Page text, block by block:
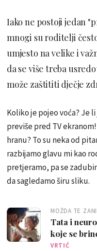
Iako ne postoji jedan
mnogi su roditelji
umjesto na velike i
da se više treba
može zaštititi dječje
Koliko je pojeo voća? Je
previše pred TV
hranu? To su neka od
razbijamo glavu mi kao
pretjeramo, pa se
da sagledamo širu sliku.
MOŽDA TE
Tata i
koje se
djece
VRTIĆ